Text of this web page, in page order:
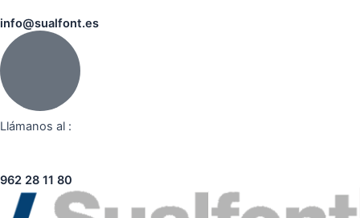
info@sualfont.es
Llámanos al :
962 28 11 80